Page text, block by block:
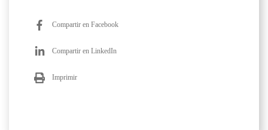
Compartir en Facebook
Compartir en LinkedIn
Imprimir